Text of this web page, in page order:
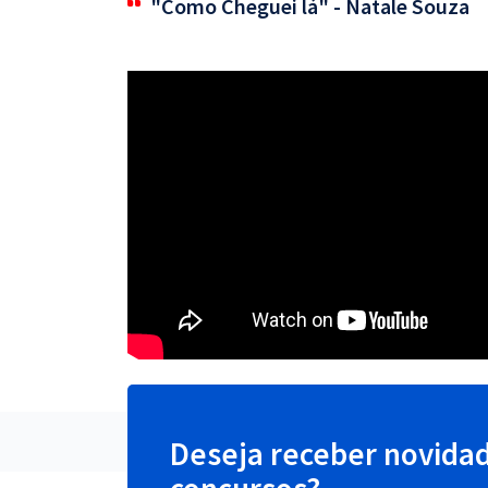
"Como Cheguei lá" - Natale Souza
Deseja receber